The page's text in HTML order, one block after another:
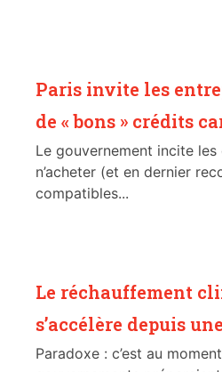
Paris invite les
de « bons » crédits
Le gouvernement incite les
n’acheter (et en dernier
compatibles...
Le réchauffement
s’accélère depuis
Paradoxe : c’est au